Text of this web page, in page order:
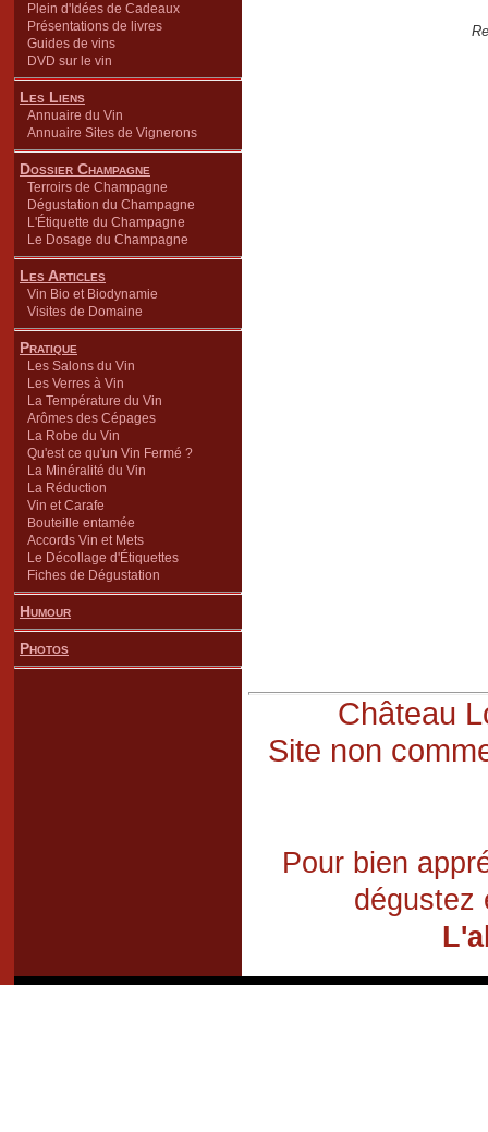
Plein d'Idées de Cadeaux
Présentations de livres
Guides de vins
DVD sur le vin
Les Liens
Annuaire du Vin
Annuaire Sites de Vignerons
Dossier Champagne
Terroirs de Champagne
Dégustation du Champagne
L'Étiquette du Champagne
Le Dosage du Champagne
Les Articles
Vin Bio et Biodynamie
Visites de Domaine
Pratique
Les Salons du Vin
Les Verres à Vin
La Température du Vin
Arômes des Cépages
La Robe du Vin
Qu'est ce qu'un Vin Fermé ?
La Minéralité du Vin
La Réduction
Vin et Carafe
Bouteille entamée
Accords Vin et Mets
Le Décollage d'Étiquettes
Fiches de Dégustation
Humour
Photos
Château
Site non
Pour bien
dégustez